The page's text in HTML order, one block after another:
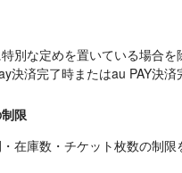
別な定めを置いている場合
決済完了時またはau PAY決済
限
在庫数・チケット枚数の制限